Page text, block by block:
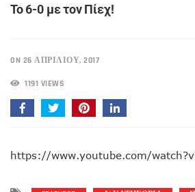
Το 6-0 με τον Πίεχ!
ON 26 ΑΠΡΙΛΊΟΥ, 2017
1191 VIEWS
https://www.youtube.com/